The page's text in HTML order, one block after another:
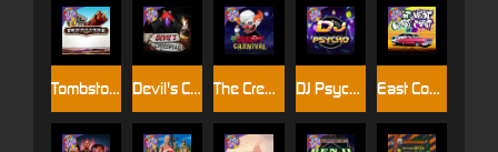
Devil's Crossroad DJ Psycho
Tombstone East Coast Vs West Coast
The Creepy Carnival